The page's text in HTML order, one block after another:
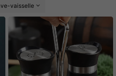
vaisselle